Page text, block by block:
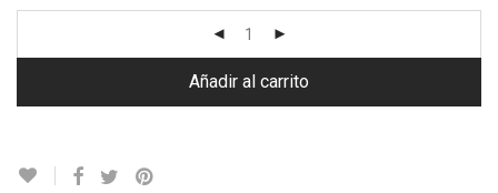
Añadir al carrito